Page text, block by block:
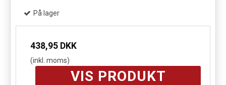
På lager
438,95 DKK
(inkl. moms)
VIS PRODUKT